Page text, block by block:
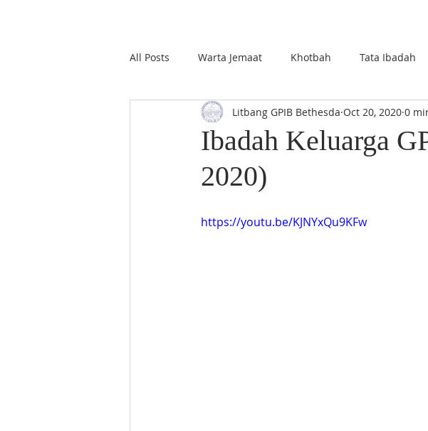
All Posts Warta Jemaat Khotbah Tata Ibadah
Ibadah Keluarga
2020)
Litbang GPIB Bethesda Oct 20, 2020 0
https://youtu.be/KJNYxQu9KFw